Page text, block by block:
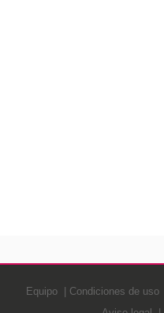
Equipo Condiciones de uso